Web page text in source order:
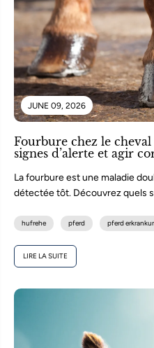
JUNE 09, 2026
Fourbure chez le
signes d’alerte et agir
La fourbure est une maladie
détectée tôt. Découvrez quels
hufrehe pferd pferd
LIRE LA SUITE